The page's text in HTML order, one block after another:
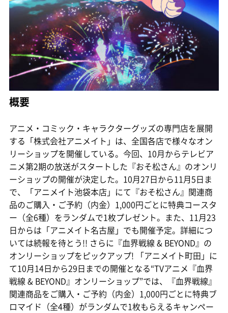
概要
アニメ・コミック・キャラクターグッズの専門店を展開
する「株式会社アニメイト」は、全国各店で様々なオン
リーショップを開催している。今回、10月からテレビア
ニメ第2期の放送がスタートした『おそ松さん』のオンリ
ーショップの開催が決定した。10月27日から11月5日ま
で、「アニメイト池袋本店」にて『おそ松さん』関連商
品のご購入・ご予約（内金）1,000円ごとに特典コースタ
ー（全6種）をランダムで1枚プレゼント。また、11月23
日からは「アニメイト名古屋」でも開催予定。詳細につ
いては続報を待とう!! さらに『血界戦線 & BEYOND』の
オンリーショップをピックアップ! 「アニメイト町田」に
て10月14日から29日までの開催となる“TVアニメ『血界
戦線 & BEYOND』オンリーショップ”では、『血界戦線』
関連商品をご購入・ご予約（内金）1,000円ごとに特典ブ
ロマイド（全4種）がランダムで1枚もらえるキャンペー